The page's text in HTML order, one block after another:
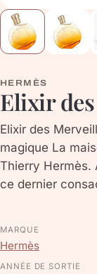
HERMÈS
Elixir
Elixir des
magique La
Thierry Hermès.
ce dernier
MARQUE
Hermès
ANNÉE DE SORTIE